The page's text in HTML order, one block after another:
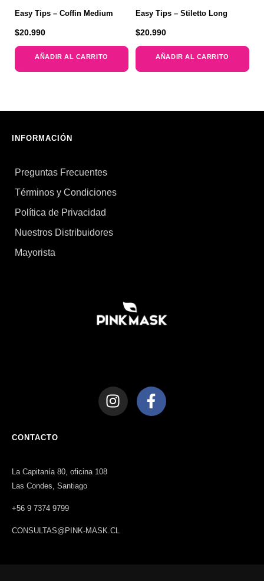
Easy Tips – Coffin Medium
$20.990
AÑADIR AL CARRITO
Easy Tips – Stiletto Long
$20.990
AÑADIR AL CARRITO
INFORMACIÓN
Preguntas Frecuentes
Términos y Condiciones
Política de Privacidad
Nuestros Distribuidores
Mayorista
CONTACTO
La Capitanía 80, oficina 108
Las Condes, Santiago
+56 9 7374 9799
CONSULTAS@PINK-MASK.CL